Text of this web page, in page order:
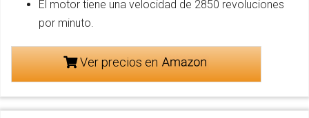
El motor tiene una velocidad de 2850 revoluciones
por minuto.
Ver precios en